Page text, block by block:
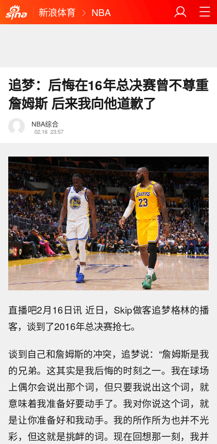
新浪体育 NBA
追梦：后悔在16年总决赛曾不尊重
詹姆斯 后来我向他道歉了
NBA综合
02.16 23:57
直播吧2月16日讯 近日，Skip做客追梦格林的播
客，谈到了2016年总决赛抢七。
谈到自己和詹姆斯的冲突，追梦说：“詹姆斯是我
的兄弟。这其实是我后悔的时刻之一。我在球场
上偶尔会说出那个词，但只要我说出这个词，就
意味着我准备好要动手了。我对你说这个词，就
是让你准备好和我动手。我的所作所为也并不光
彩，但这就是挑衅的词。现在回想那一刻，我并